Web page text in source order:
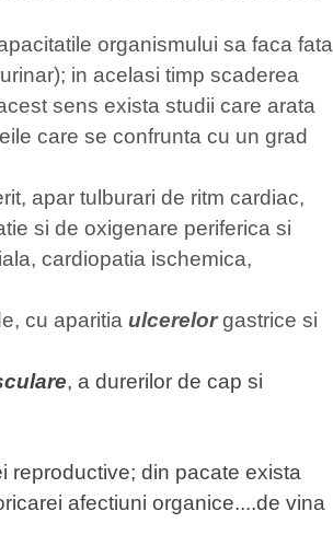
organismului sa faca fata
in acelasi timp scaderea
sens exista studii care arata
care se confrunta cu un grad
apar tulburari de ritm cardiac,
si de oxigenare periferica si
cardiopatia ischemica,
cu aparitia ulcerelorgastrice si
, a durerilor de cap si
reproductive; din pacate exista
afectiuni organice....de vina